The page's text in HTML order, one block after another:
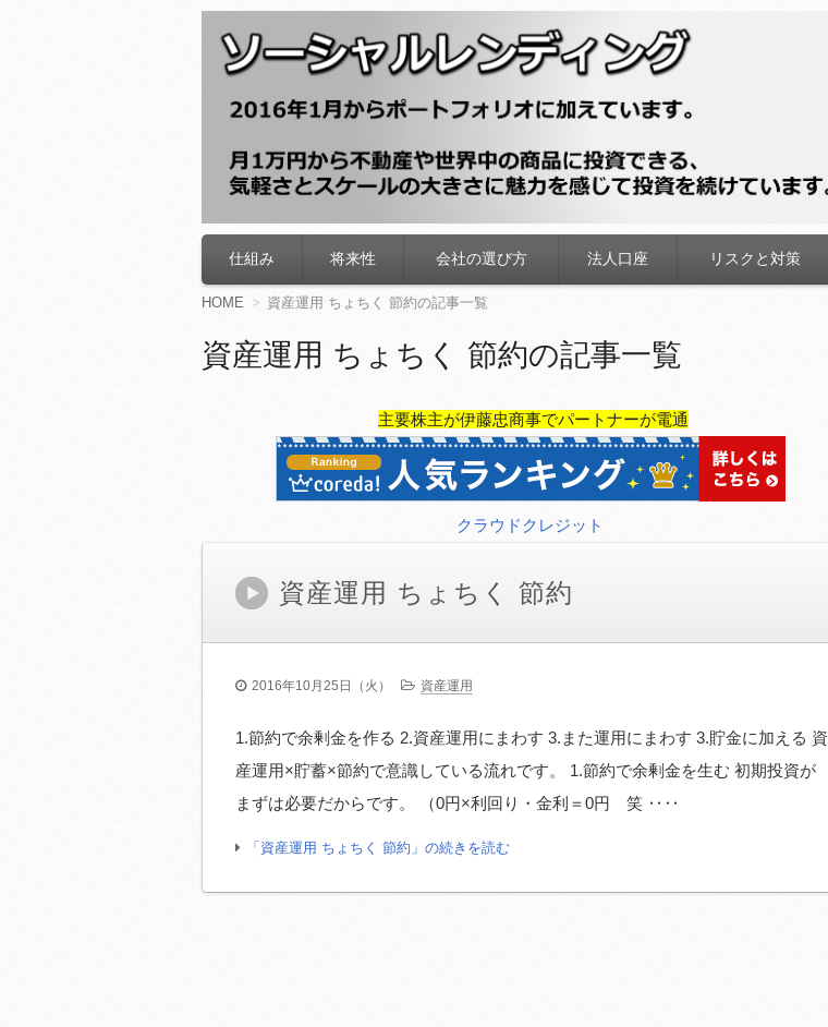
ソーシャルレンディング
コ
ン
テ
ツ
へ
仕組み 将来性 会社の選び方 法人口座 リスクと対策
HOME 資産運用 ちょちく 節約の記事一覧
資産運用 ちょちく 節約の記事一覧
主要株主が伊藤忠商事でパートナーが電通
クラウドクレジット
資産運用 ちょちく 節約
2016年10月25日（火） 資産運用
1.節約で余剰金を作る 2.資産運用にまわす 3.また運用にまわす 3.貯金に加える 資
産運用×貯蓄×節約で意識している流れです。 1.節約で余剰金を生む 初期投資が
まずは必要だからです。 （0円×利回り・金利＝0円 笑 ‥‥
「資産運用 ちょちく 節約」の続きを読む